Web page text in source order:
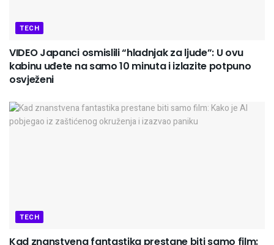
TECH
VIDEO Japanci osmislili “hladnjak za ljude”: U ovu
kabinu uđete na samo 10 minuta i izlazite potpuno
osvježeni
TECH
Kad znanstvena fantastika prestane biti samo film: